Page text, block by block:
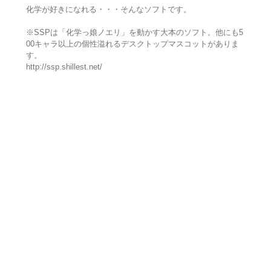
化学が好きになれる・・・そんなソフトです。
※SSPは「化学っ娘ノエリ」を動かす大本のソフト。他にも5
00キャラ以上の個性溢れるデスクトップマスコットがありま
す。
http://ssp.shillest.net/